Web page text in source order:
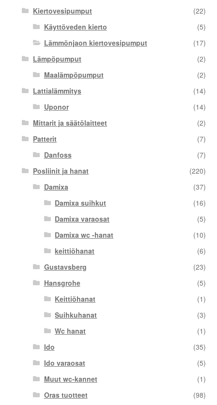
Kiertovesipumput
(22)
Käyttöveden kierto
(5)
Lämmönjaon kiertovesipumput
(17)
Lämpöpumput
(2)
Maalämpöpumput
(2)
Lattialämmitys
(14)
Uponor
(14)
Mittarit ja säätölaitteet
(2)
Patterit
(7)
Danfoss
(7)
Posliinit ja hanat
(220)
Damixa
(37)
Damixa suihkut
(16)
Damixa varaosat
(5)
Damixa wc -hanat
(10)
keittiöhanat
(6)
Gustavsberg
(23)
Hansgrohe
(5)
Keittiöhanat
(1)
Suihkuhanat
(3)
Wc hanat
(1)
Ido
(35)
Ido varaosat
(5)
Muut wc-kannet
(1)
Oras tuotteet
(98)